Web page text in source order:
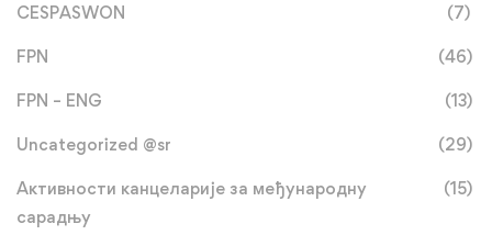
CESPASWON (7)
FPN (46)
FPN – ENG (13)
Uncategorized @sr (29)
Активности канцеларије за међународну
сарадњу
(15)